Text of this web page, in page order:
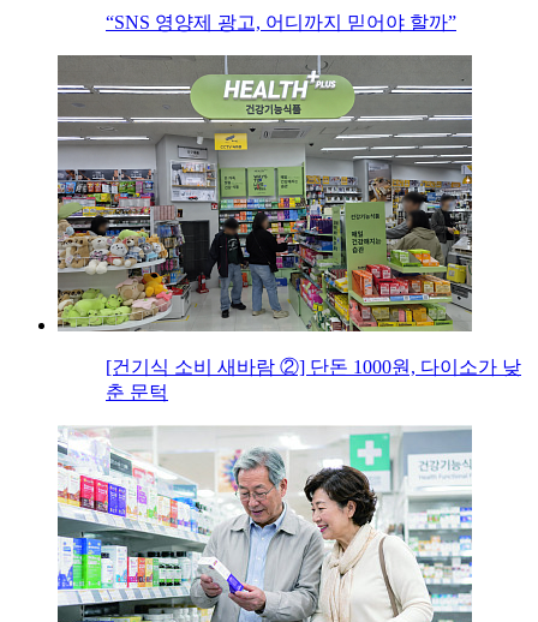
“SNS 영양제 광고, 어디까지 믿어야 할까”
[건기식 소비 새바람 ②] 단돈 1000원, 다이소가 낮
춘 문턱